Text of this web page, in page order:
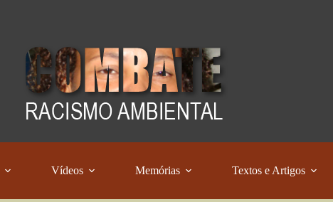
Vídeos Memórias Textos e Artigos